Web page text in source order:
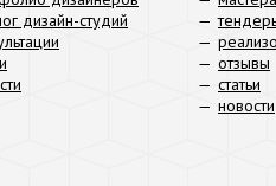
дизайн-студий
отзывы
статьи
новости